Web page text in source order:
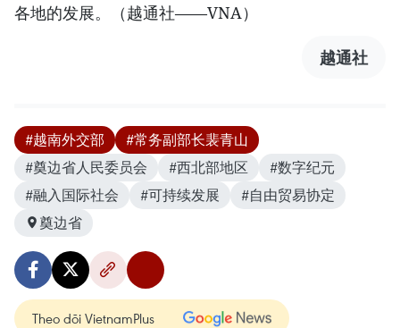
各地的发展。（越通社——VNA）
越通社
#越南外交部
#常务副部长裴青山
#奠边省人民委员会
#西北部地区
#数字纪元
#融入国际社会
#可持续发展
#自由贸易协定
奠边省
Theo dõi VietnamPlus